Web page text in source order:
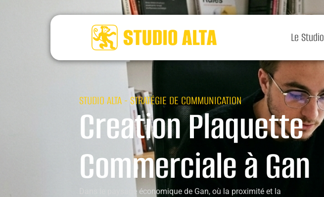
Le Studio
STUDIO ALTA - STRATÉGIE DE COMMUNICATION
Creation Plaquette
Commerciale à Gan
Dans le paysage économique de Gan, où la proximité et la